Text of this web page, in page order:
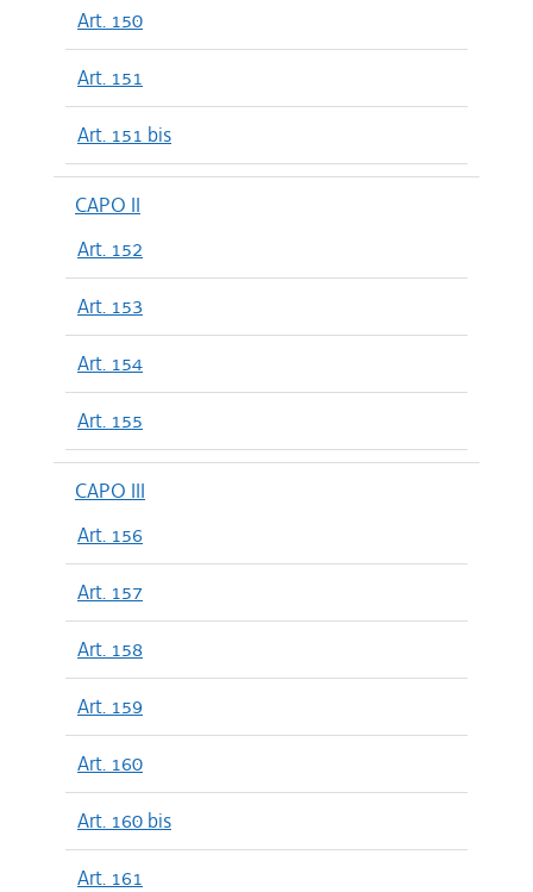
Art. 150
Art. 151
Art. 151 bis
CAPO II
Art. 152
Art. 153
Art. 154
Art. 155
CAPO III
Art. 156
Art. 157
Art. 158
Art. 159
Art. 160
Art. 160 bis
Art. 161